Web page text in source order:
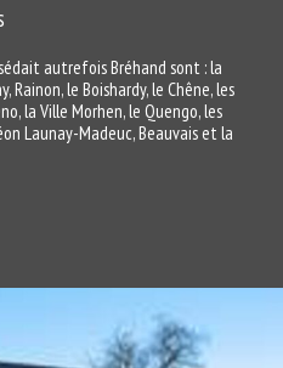
autrefois Bréhand sont : la
Rainon, le Boishardy, le Chêne, les
la Ville Morhen, le Quengo, les
Launay-Madeuc, Beauvais et la